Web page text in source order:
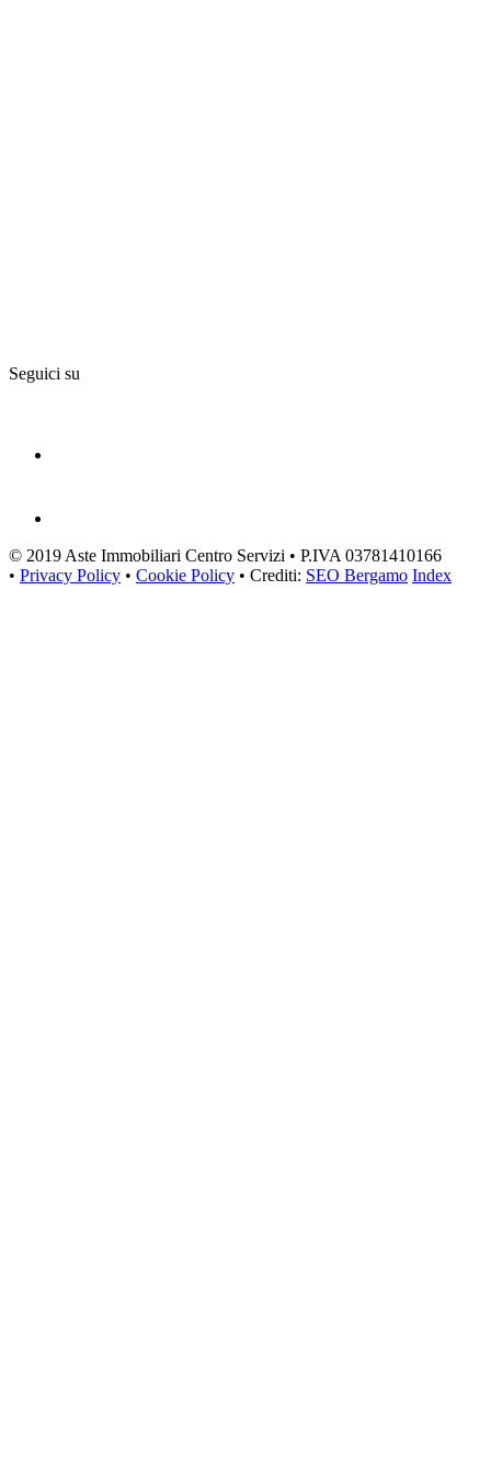
Seguici su
© 2019 Aste Immobiliari Centro Servizi • P.IVA 03781410166
• Privacy Policy • Cookie Policy • Crediti: SEO Bergamo Index